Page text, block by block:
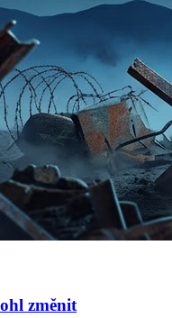
změnit